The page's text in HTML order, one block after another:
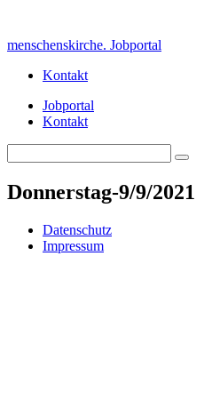
content
menschenskirche. Jobportal
Kontakt
Jobportal
Kontakt
for:
Search
Donnerstag-9/9/2021
Datenschutz
Impressum